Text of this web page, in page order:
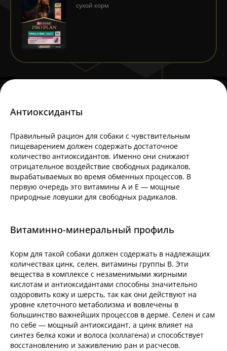
сухой корм
Антиоксиданты
Правильный рацион для собаки с чувствительным
пищеварением должен содержать достаточное
количество антиоксидантов. Именно они снижают
отрицательное воздействие свободных радикалов,
вырабатываемых во время обменных процессов. В
первую очередь это витамины А и Е — мощные
природные ловушки для свободных радикалов.
Витаминно-минеральный профиль
Корм для такой собаки должен содержать в надлежащих
количествах цинк, селен, витамины группы В. Эти
вещества в комплексе с незаменимыми жирными
кислотам и антиоксидантами способны значительно
оздоровить кожу и шерсть, так как они действуют на
уровне клеточного метаболизма и вовлечены в
большинство важнейших процессов в дерме. Селен и сам
по себе — мощный антиоксидант, а цинк влияет на
синтез белка кожи и волоса (коллагена) и способствует
восстановлению и заживлению ран и расчесов.